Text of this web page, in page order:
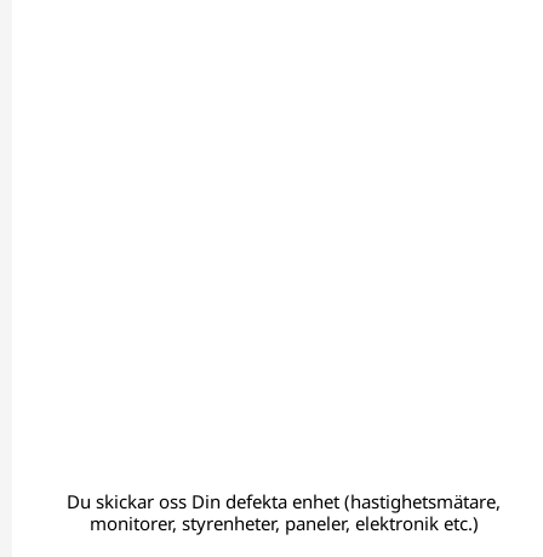
Du skickar oss Din defekta enhet (hastighetsmätare,
monitorer, styrenheter, paneler, elektronik etc.)